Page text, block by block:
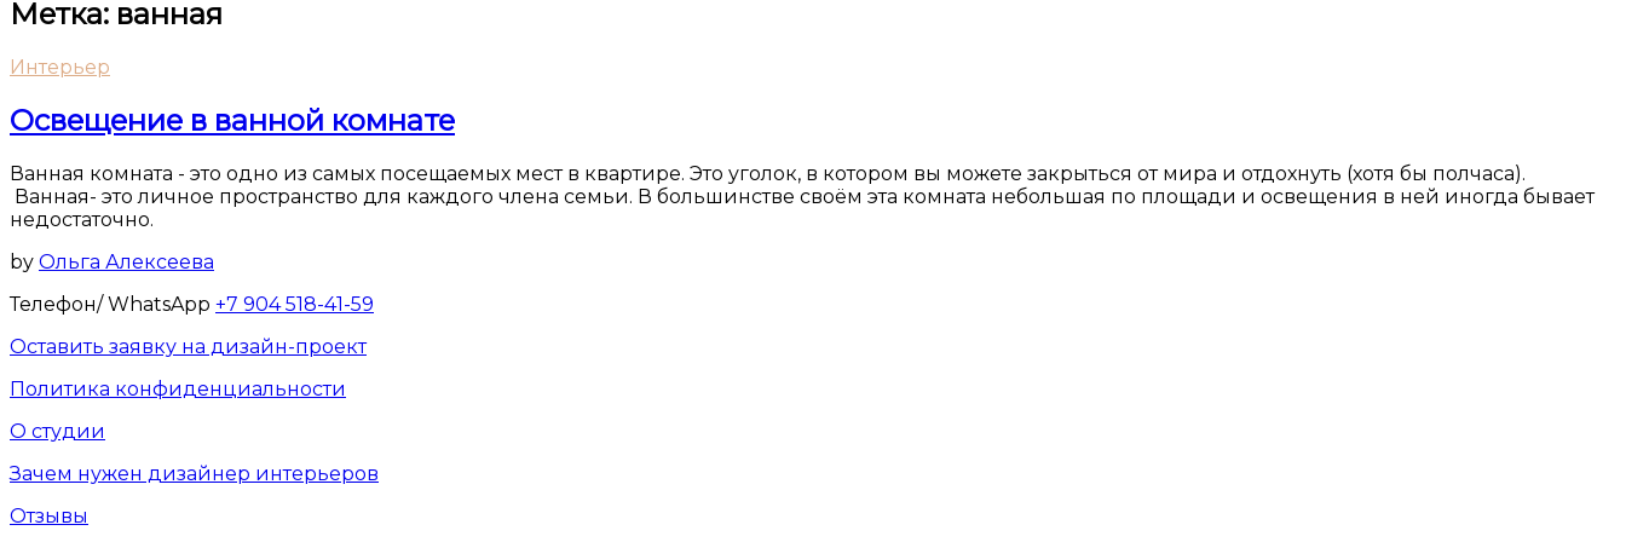
Метка: ванная
Интерьер
Освещение в ванной комнате
Ванная комната - это одно из самых посещаемых мест в квартире. Это уголок, в котором вы можете закрыться от мира и отдохнуть (хотя бы полчаса).
Ванная- это личное пространство для каждого члена семьи. В большинстве своём эта комната небольшая по площади и освещения в ней иногда бывает
недостаточно.
by Ольга Алексеева
Телефон/ WhatsApp +7 904 518-41-59
Оставить заявку на дизайн-проект
Политика конфиденциальности
О студии
Зачем нужен дизайнер интерьеров
Отзывы